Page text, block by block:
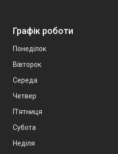
Графік роботи
Понеділок
Вівторок
Середа
Четвер
Пʼятниця
Субота
Неділя